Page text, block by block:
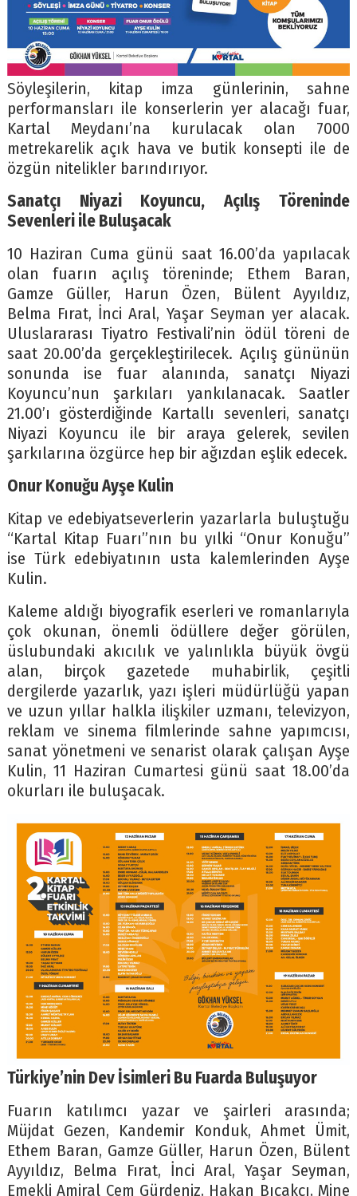
Söyleşilerin, kitap imza günlerinin, sahne
performansları ile konserlerin yer alacağı fuar,
Kartal Meydanı’na kurulacak olan 7000
metrekarelik açık hava ve butik konsepti ile de
özgün nitelikler barındırıyor.
Sanatçı Niyazi Koyuncu, Açılış Töreninde
Sevenleri ile Buluşacak
10 Haziran Cuma günü saat 16.00’da yapılacak
olan fuarın açılış töreninde; Ethem Baran,
Gamze Güller, Harun Özen, Bülent Ayyıldız,
Belma Fırat, İnci Aral, Yaşar Seyman yer alacak.
Uluslararası Tiyatro Festivali’nin ödül töreni de
saat 20.00’da gerçekleştirilecek. Açılış gününün
sonunda ise fuar alanında, sanatçı Niyazi
Koyuncu’nun şarkıları yankılanacak. Saatler
21.00’ı gösterdiğinde Kartallı sevenleri, sanatçı
Niyazi Koyuncu ile bir araya gelerek, sevilen
şarkılarına özgürce hep bir ağızdan eşlik edecek.
Onur Konuğu Ayşe Kulin
Kitap ve edebiyatseverlerin yazarlarla buluştuğu
“Kartal Kitap Fuarı”nın bu yılki “Onur Konuğu”
ise Türk edebiyatının usta kalemlerinden Ayşe
Kulin.
Kaleme aldığı biyografik eserleri ve romanlarıyla
çok okunan, önemli ödüllere değer görülen,
üslubundaki akıcılık ve yalınlıkla büyük övgü
alan, birçok gazetede muhabirlik, çeşitli
dergilerde yazarlık, yazı işleri müdürlüğü yapan
ve uzun yıllar halkla ilişkiler uzmanı, televizyon,
reklam ve sinema filmlerinde sahne yapımcısı,
sanat yönetmeni ve senarist olarak çalışan Ayşe
Kulin, 11 Haziran Cumartesi günü saat 18.00’da
okurları ile buluşacak.
Türkiye’nin Dev İsimleri Bu Fuarda Buluşuyor
Fuarın katılımcı yazar ve şairleri arasında;
Müjdat Gezen, Kandemir Konduk, Ahmet Ümit,
Ethem Baran, Gamze Güller, Harun Özen, Bülent
Ayyıldız, Belma Fırat, İnci Aral, Yaşar Seyman,
Emekli Amiral Cem Gürdeniz, Hakan Bıçakçı, Mine